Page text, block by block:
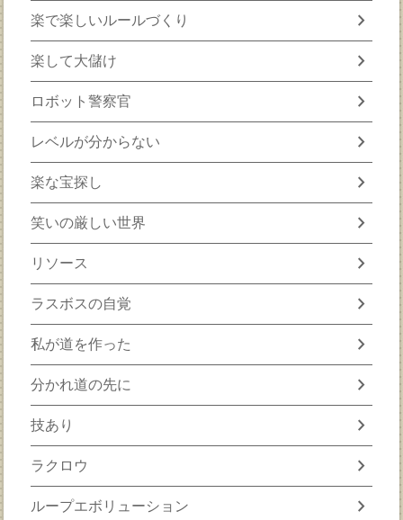
楽で楽しいルールづくり chevron_right
楽して大儲け chevron_right
ロボット警察官 chevron_right
レベルが分からない chevron_right
楽な宝探し chevron_right
笑いの厳しい世界 chevron_right
リソース chevron_right
ラスボスの自覚 chevron_right
私が道を作った chevron_right
分かれ道の先に chevron_right
技あり chevron_right
ラクロウ chevron_right
ループエボリューション chevron_right